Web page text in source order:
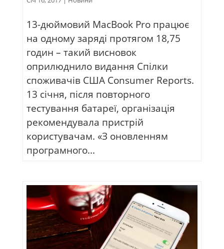
13-дюймовий MacBook Pro працює
на одному заряді протягом 18,75
годин – такий висновок
оприлюднило видання Спілки
споживачів США Consumer Reports.
13 січня, після повторного
тестування батареї, організація
рекомендувала пристрій
користувачам. «З оновленням
програмного...